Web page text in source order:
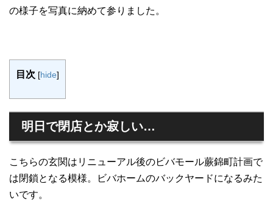
の様子を写真に納めて参りました。
目次 [hide]
明日で閉店とか寂しい…
こちらの玄関はリニューアル後のビバモール蕨錦町計画で
は閉鎖となる模様。ビバホームのバックヤードになるみた
いです。